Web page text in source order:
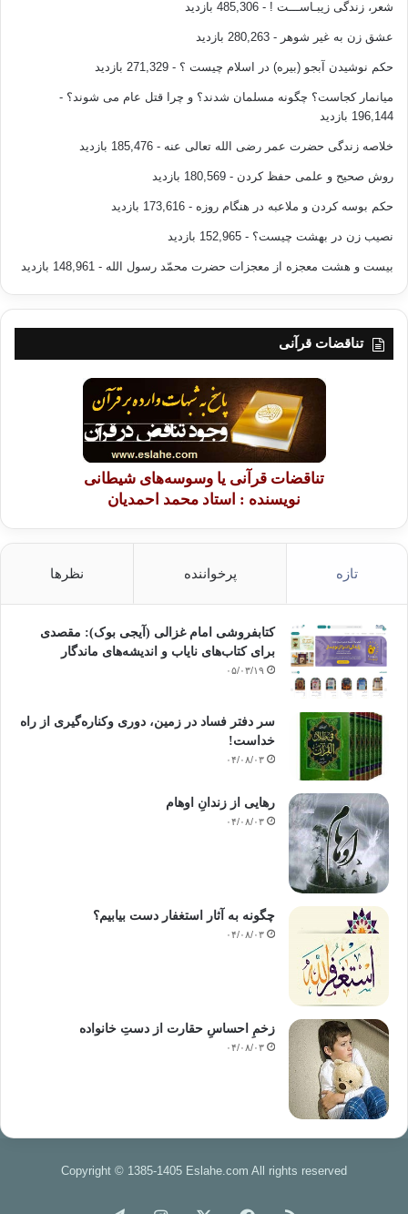
شعر، زندگی زیبـاســـت ! - 485,306 بازدید
عشق زن به غیر شوهر - 280,263 بازدید
حکم نوشیدن آبجو (بیره) در اسلام چیست ؟ - 271,329 بازدید
میانمار کجاست؟ چگونه مسلمان شدند؟ و چرا قتل عام می شوند؟ -
196,144 بازدید
خلاصه زندگی حضرت عمر رضی الله تعالی عنه - 185,476 بازدید
روش صحیح و علمی حفظ کردن - 180,569 بازدید
حکم بوسه کردن و ملاعبه در هنگام روزه - 173,616 بازدید
نصیب زن در بهشت چیست؟ - 152,965 بازدید
بیست و هشت معجزه از معجزات حضرت محمّد رسول الله - 148,961 بازدید
تناقضات قرآنی
تناقضات قرآنی یا وسوسه‌های شیطانی
نویسنده : استاد محمد احمدیان
تازه پرخواننده نظرها
کتابفروشی امام غزالی (آیجی بوک): مقصدی
برای کتاب‌های نایاب و اندیشه‌های ماندگار
۰۵/۰۳/۱۹
سر دفتر فساد در زمین‌، دوری وکناره‌گیری از راه
خداست‌!
۰۴/۰۸/۰۳
رهایی از زندانِ اوهام
۰۴/۰۸/۰۳
چگونه به آثار استغفار دست بیابیم؟
۰۴/۰۸/۰۳
زخمِ احساسِ حقارت از دستِ خانواده
۰۴/۰۸/۰۳
Copyright © 1385-1405 Eslahe.com All rights reserved